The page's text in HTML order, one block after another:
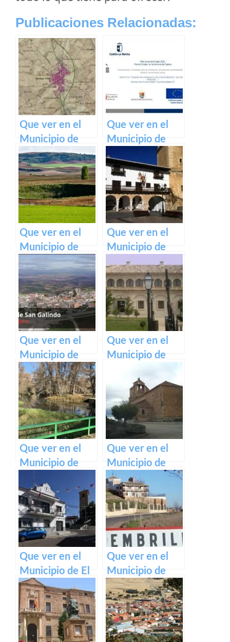
Publicaciones Relacionadas:
Que ver en el
Municipio de
Domingo Pérez
en Castilla La
Mancha
Que ver en el
Municipio de
Villar de Olalla
en Castilla La
Mancha
Que ver en el
Municipio de
Arcas del Villar
en Castilla La
Mancha
Que ver en el
Municipio de
Tarazona de la
Mancha en
Castilla La
Mancha
Que ver en el
Municipio de
Casas de San
Galindo en
Castilla La
Mancha
Que ver en el
Municipio de
Castilla La
Mancha
Que ver en el
Municipio de
San Andrés del
Congosto en
Castilla La
Mancha
Que ver en el
Municipio de
Uceda en
Castilla La
Mancha
Que ver en el
Municipio de El
Viso de San Juan
en Castilla La
Mancha
Que ver en el
Municipio de
Membrilla en
Castilla La
Mancha